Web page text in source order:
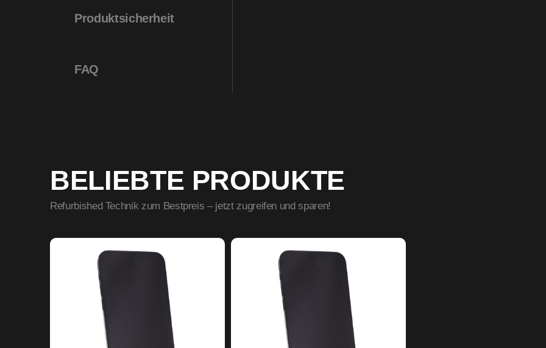
Produktsicherheit
FAQ
BELIEBTE PRODUKTE
Refurbished Technik zum Bestpreis – jetzt zugreifen und sparen!